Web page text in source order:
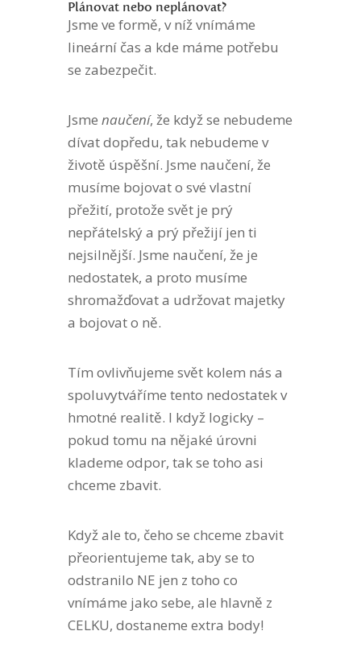
Plánovat nebo neplánovat?
Jsme ve formě, v níž vnímáme
lineární čas a kde máme potřebu
se zabezpečit.
Jsme naučení, že když se nebudeme
dívat dopředu, tak nebudeme v
životě úspěšní. Jsme naučení, že
musíme bojovat o své vlastní
přežití, protože svět je prý
nepřátelský a prý přežijí jen ti
nejsilnější. Jsme naučení, že je
nedostatek, a proto musíme
shromažďovat a udržovat majetky
a bojovat o ně.
Tím ovlivňujeme svět kolem nás a
spoluvytváříme tento nedostatek v
hmotné realitě. I když logicky –
pokud tomu na nějaké úrovni
klademe odpor, tak se toho asi
chceme zbavit.
Když ale to, čeho se chceme zbavit
přeorientujeme tak, aby se to
odstranilo NE jen z toho co
vnímáme jako sebe, ale hlavně z
CELKU, dostaneme extra body!